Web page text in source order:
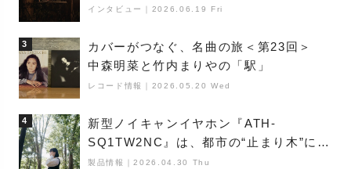
夜神楽』をレポート
インタビュー 2026.06.19 Fri
3
カバーがつなぐ、名曲の旅＜第23回＞
中森明菜と竹内まりやの「駅」
レコード情報 2026.05.20 Wed
4
新型ノイキャンイヤホン『ATH-
SQ1TW2NC』は、都市の“止まり木”にな
り得るーシンガーソングライター浮
製品情報 ｜2026.04.30 Thu